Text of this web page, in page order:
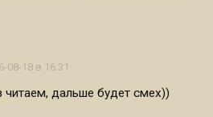
08-18 в 16:31
читаем, дальше будет смех))